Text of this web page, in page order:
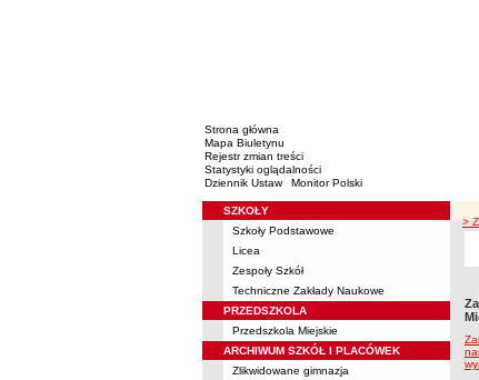
Strona główna
Mapa Biuletynu
Rejestr zmian treści
Statystyki oglądalności
Dziennik Ustaw
Monitor Polski
Menu
SZKOŁY
Szkoły Podstawowe
Licea
Zespoły Szkół
Techniczne Zakłady Naukowe
PRZEDSZKOLA
Przedszkola Miejskie
ARCHIWUM SZKÓŁ I PLACÓWEK
Zlikwidowane gimnazja
>